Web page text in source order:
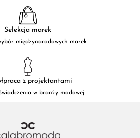
Selekcja marek
międzynarodowych marek
z projektantami
w branży modowej